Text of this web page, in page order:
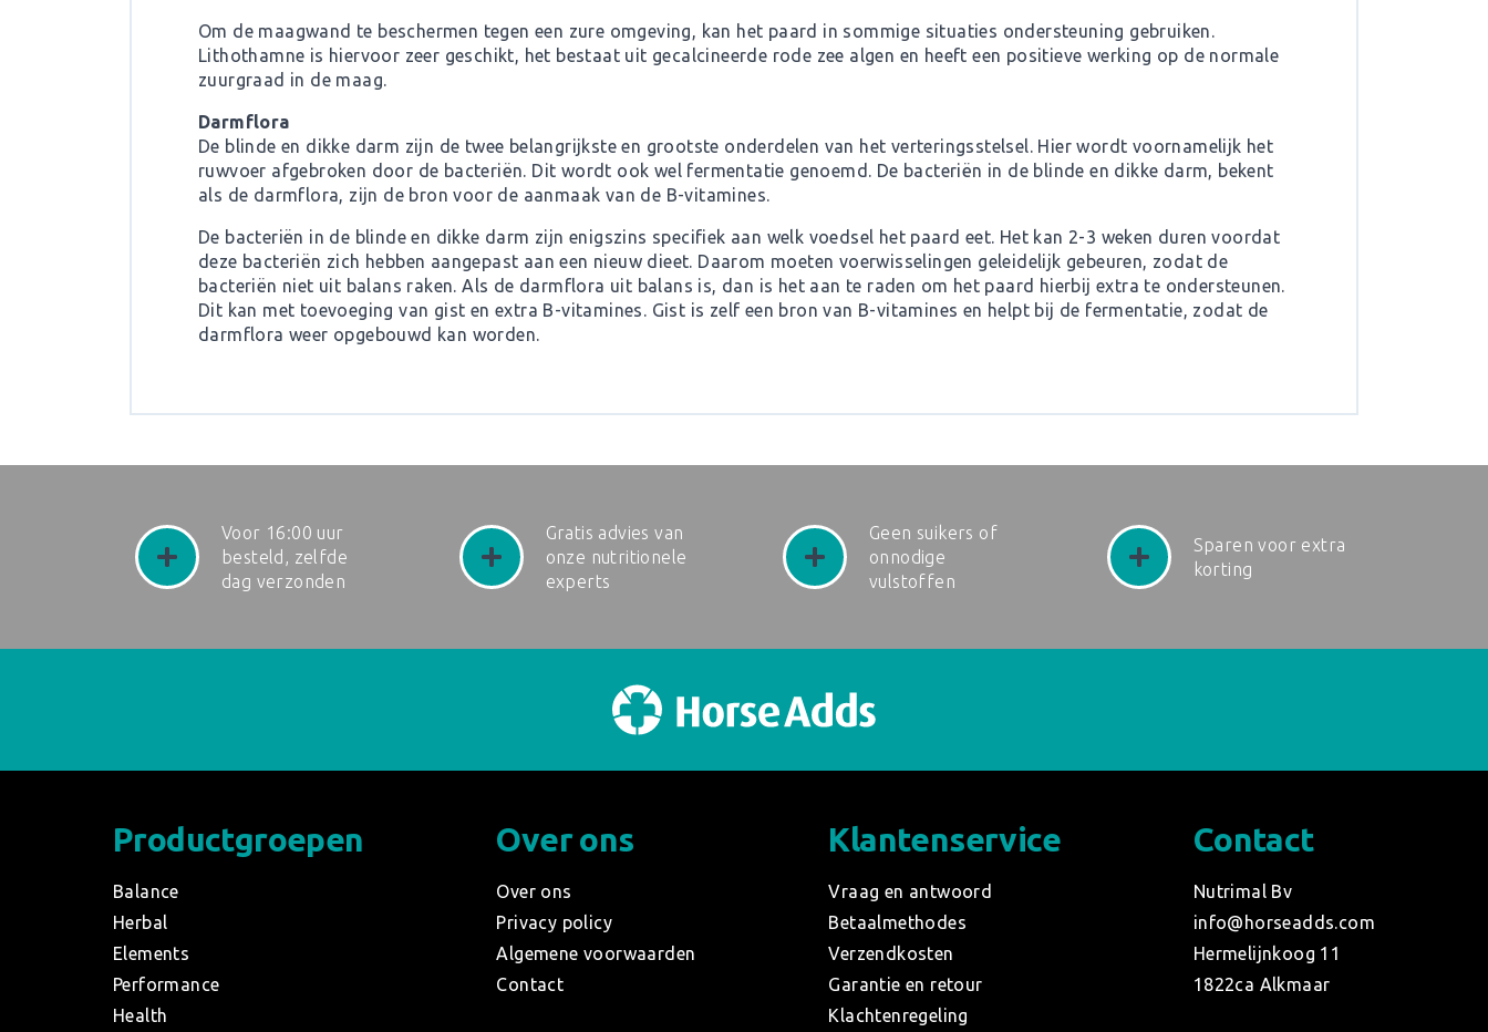
Om de maagwand te beschermen tegen een zure omgeving, kan het paard in sommige situaties ondersteuning gebruiken.
Lithothamne is hiervoor zeer geschikt, het bestaat uit gecalcineerde rode zee algen en heeft een positieve werking op de normale
zuurgraad in de maag.
Darmflora
De blinde en dikke darm zijn de twee belangrijkste en grootste onderdelen van het verteringsstelsel. Hier wordt voornamelijk het
ruwvoer afgebroken door de bacteriën. Dit wordt ook wel fermentatie genoemd. De bacteriën in de blinde en dikke darm, bekent
als de darmflora, zijn de bron voor de aanmaak van de B-vitamines.
De bacteriën in de blinde en dikke darm zijn enigszins specifiek aan welk voedsel het paard eet. Het kan 2-3 weken duren voordat
deze bacteriën zich hebben aangepast aan een nieuw dieet. Daarom moeten voerwisselingen geleidelijk gebeuren, zodat de
bacteriën niet uit balans raken. Als de darmflora uit balans is, dan is het aan te raden om het paard hierbij extra te ondersteunen.
Dit kan met toevoeging van gist en extra B-vitamines. Gist is zelf een bron van B-vitamines en helpt bij de fermentatie, zodat de
darmflora weer opgebouwd kan worden.
Voor 16:00 uur
besteld, zelfde
dag verzonden
Gratis advies van
onze nutritionele
experts
Geen suikers of
onnodige
vulstoffen
Sparen voor extra
korting
Productgroepen
Balance
Herbal
Elements
Performance
Health
Over ons
Over ons
Privacy policy
Algemene voorwaarden
Contact
Klantenservice
Vraag en antwoord
Betaalmethodes
Verzendkosten
Garantie en retour
Klachtenregeling
Contact
Nutrimal Bv
info@horseadds.com
Hermelijnkoog 11
1822ca Alkmaar